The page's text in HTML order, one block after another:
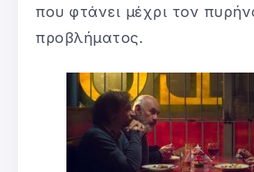
που φτάνει μέχρι τον
προβλήματος.